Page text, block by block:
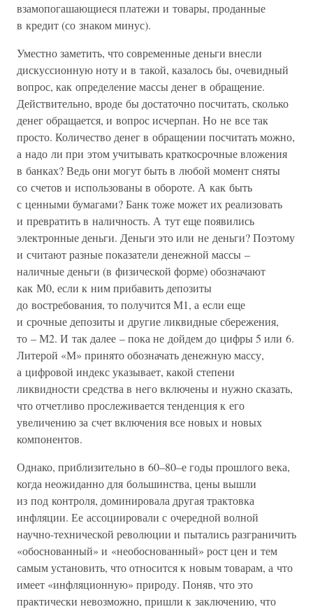
взамопогашающиеся платежи и товары, проданные
в кредит (со знаком минус).
Уместно заметить, что современные деньги внесли
дискуссионную ноту и в такой, казалось бы, очевидный
вопрос, как определение массы денег в обращение.
Действительно, вроде бы достаточно посчитать, сколько
денег обращается, и вопрос исчерпан. Но не все так
просто. Количество денег в обращении посчитать можно,
а надо ли при этом учитывать краткосрочные вложения
в банках? Ведь они могут быть в любой момент сняты
со счетов и использованы в обороте. А как быть
с ценными бумагами? Банк тоже может их реализовать
и превратить в наличность. А тут еще появились
электронные деньги. Деньги это или не деньги? Поэтому
и считают разные показатели денежной массы –
наличные деньги (в физической форме) обозначают
как М0, если к ним прибавить депозиты
до востребования, то получится М1, а если еще
и срочные депозиты и другие ликвидные сбережения,
то – М2. И так далее – пока не дойдем до цифры 5 или 6.
Литерой «М» принято обозначать денежную массу,
а цифровой индекс указывает, какой степени
ликвидности средства в него включены и нужно сказать,
что отчетливо прослеживается тенденция к его
увеличению за счет включения все новых и новых
компонентов.
Однако, приблизительно в 60–80–е годы прошлого века,
когда неожиданно для большинства, цены вышли
из под контроля, доминировала другая трактовка
инфляции. Ее ассоциировали с очередной волной
научно-технической революции и пытались разграничить
«обоснованный» и «необоснованный» рост цен и тем
самым установить, что относится к новым товарам, а что
имеет «инфляционную» природу. Поняв, что это
практически невозможно, пришли к заключению, что